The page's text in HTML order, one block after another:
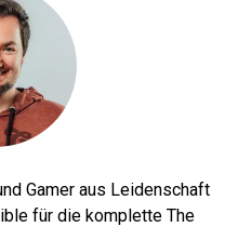
Gamer aus Leidenschaft
für die komplette The